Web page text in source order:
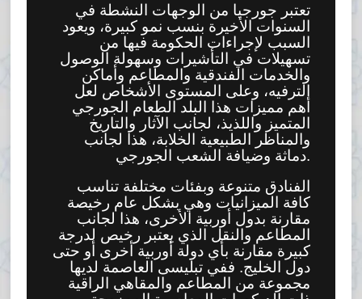
تعتبر جورجيا من الوجهات النشطة في
السنوات الأخيرة بنسب نمو كبيرة، ويعود
السبب لإجراءات الحكومة فيها من
تسهيلات في التأشيرات وسهولة الوصول
والخدمات الفندقية والمطاعم وأماكن
الترفيه، وعلى المستوى الأشخاص لعل
أهم مميزات هذا البلد الطعام الجورجي
المتميز واللذيذ، لجانب الآثار والتاريخ
والمناظر الطبيعية الخلابة، هذا لجانب
دماثة وضيافة الشعب الجورجي.
الفنادق متنوعة وبفئات مختلفة تناسب
كافة الميزانيات وهي بشكل عام رخيصة
مقارنة بدول أوربية الأخرى، هذا لجانب
المطاعم والنقل الذي يعتبر رخيص لدرجة
كبيرة مقارنة بأي دولة أوربية أخرى أو حتى
دول الخليج. ففي تبليسى العاصمة لديها
مجموعة من المطاعم والمقاهي الراقية